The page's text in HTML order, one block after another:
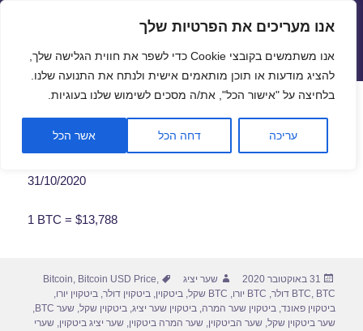
פתח
אנו מעריכים את הפרטיות שלך
אנו משתמשים בקובצי Cookie כדי לשפר את חווית הגלישה שלך,
להציג מודעות או תוכן מותאמים אישית ולנתח את התנועה שלנו.
בלחיצה על "אישור הכל", את/ה מסכים לשימוש שלנו בעוגיות.
עריכה דחה הכל אשר הכל
שערי חליפין יציגים – שער יציג
תפריטים
ווידג'טים
שער ביטקוין לתאריך 31/10/2020
31/10/2020
1 BTC = $13,788
פורסם
בתאריך
31 באוקטובר 2020 מחבר
שער יציג תגיות Bitcoin, Bitcoin USD Price,
BTC, BTC דולר , BTC יורו , BTC שקל ,ביטקוין,ביטקוין דולר,ביטקוין יורו,
ביטקוין פאונד,ביטקוין שער המרה,ביטקוין שער יציג,ביטקוין שקל,שער BTC
,
שער ביטקוין שקל,שער הביטקוין,שער המרה ביטקוין,שער יציג ביטקוין,שערי